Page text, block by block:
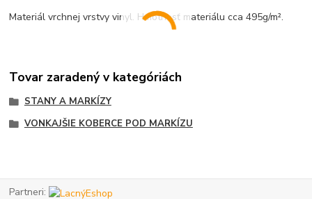
Materiál vrchnej vrstvy vinyl. Hmotnosť materiálu cca 495g/m².
Tovar zaradený v kategóriách
STANY A MARKÍZY
VONKAJŠIE KOBERCE POD MARKÍZU
Partneri: